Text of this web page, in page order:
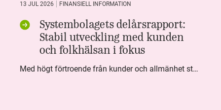
13 JUL 2026 FINANSIELL INFORMATION
Systembolagets delårsrapport:
Stabil utveckling med kunden
och folkhälsan i fokus
Med högt förtroende från kunder och allmänhet står Systembolaget stabilt i samhällsuppdraget. Under kvartalet togs flera steg inom folkhälsa, kundnytta och minskad klimatpåverkan. Nettoomsättningen var i nivå med föregående år och effektiviseringar av verksamheten möjliggjorde fortsatt anpassning för att möta nya behov.